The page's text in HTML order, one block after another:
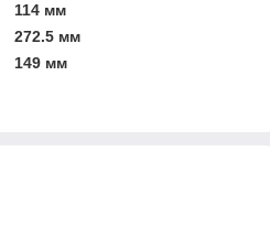
114 мм
272.5 мм
149 мм